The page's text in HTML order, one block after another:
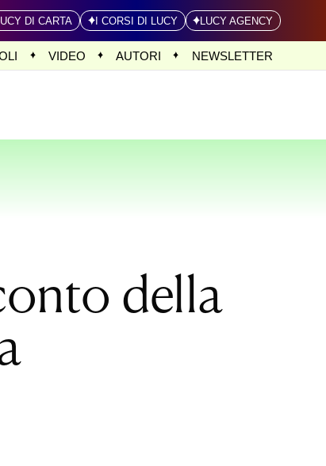
DI CARTA I CORSI DI LUCY LUCY AGENCY
VIDEO AUTORI NEWSLETTER
della